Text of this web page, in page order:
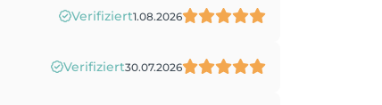
Verifiziert1.08.2026
Verifiziert30.07.2026